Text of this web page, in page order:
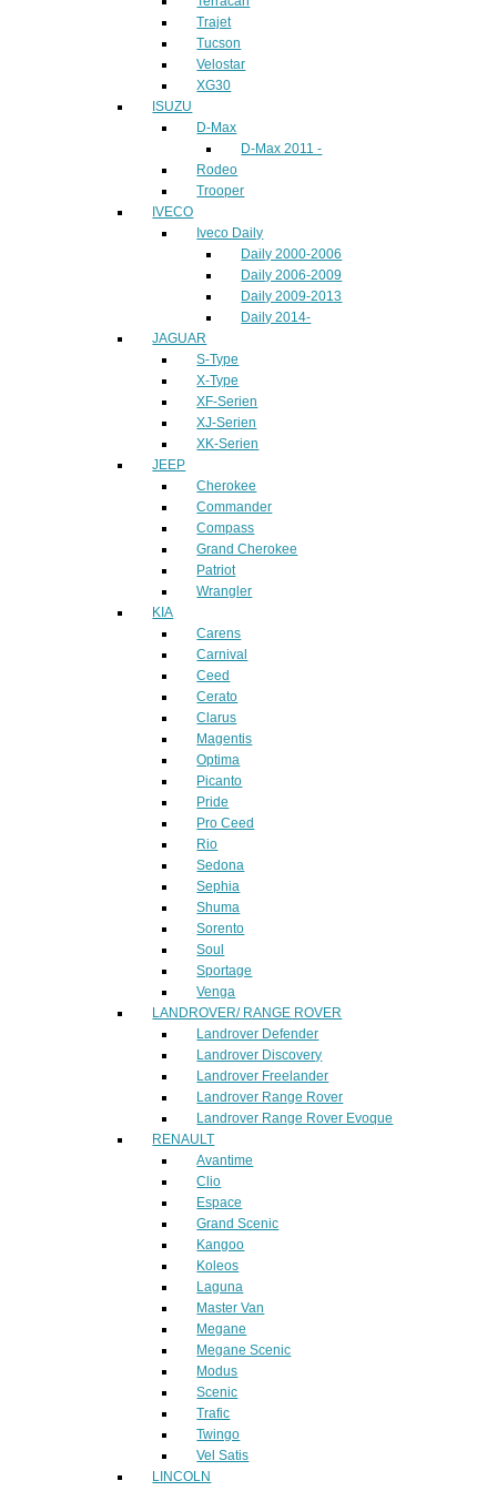
Trajet
Tucson
Velostar
XG30
ISUZU
D-Max
D-Max 2011 -
Rodeo
Trooper
IVECO
Iveco Daily
Daily 2000-2006
Daily 2006-2009
Daily 2009-2013
Daily 2014-
JAGUAR
S-Type
X-Type
XF-Serien
XJ-Serien
XK-Serien
JEEP
Cherokee
Commander
Compass
Grand Cherokee
Patriot
Wrangler
KIA
Carens
Carnival
Ceed
Cerato
Clarus
Magentis
Optima
Picanto
Pride
Pro Ceed
Rio
Sedona
Sephia
Shuma
Sorento
Soul
Sportage
Venga
LANDROVER/ RANGE ROVER
Landrover Defender
Landrover Discovery
Landrover Freelander
Landrover Range Rover
Landrover Range Rover Evoque
RENAULT
Avantime
Clio
Espace
Grand Scenic
Kangoo
Koleos
Laguna
Master Van
Megane
Megane Scenic
Modus
Scenic
Trafic
Twingo
Vel Satis
LINCOLN